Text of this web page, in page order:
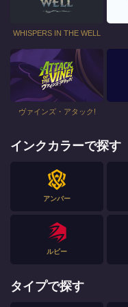
WHISPERS IN THE WELL
ヴァインズ・アタック!
インクカラーで探す
アンバー
ルビー
タイプで探す